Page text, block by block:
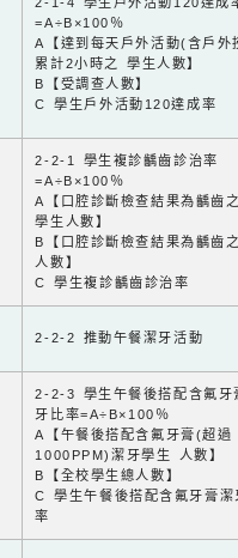
=A÷B×100％
A【達到每天戶外活動(含戶外
累計2小時之 學生人數】
B【受調查人數】
C 學生戶外活動120達成率
2-2-1 學生複診齲齒診治率
=A÷B×100％
A【口腔診斷檢查結果為齲齒
學生人數】
B【口腔診斷檢查結果為齲齒
人數】
C 學生複診齲齒診治率
2-2-2 推動午餐潔牙活動
2-2-3 學生午餐後搭配含氟牙
牙比率=A÷B×100％
A【午餐後搭配含氟牙膏(超過
1000PPM)潔牙學生 人數】
B【全校學生總人數】
C 學生午餐後搭配含氟牙膏潔
率